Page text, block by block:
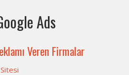
Ads
Veren Firmalar